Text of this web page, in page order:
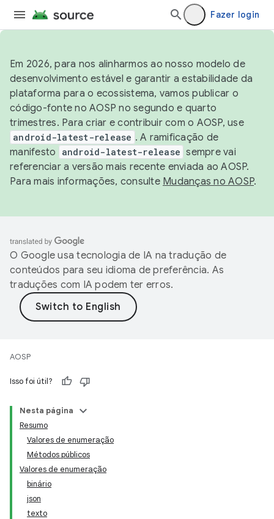
Fazer login
Em 2026, para nos alinharmos ao nosso modelo de
desenvolvimento estável e garantir a estabilidade da
plataforma para o ecossistema, vamos publicar o
código-fonte no AOSP no segundo e quarto
trimestres. Para criar e contribuir com o AOSP, use
android-latest-release . A ramificação de
manifesto
android-latest-release sempre vai
referenciar a versão mais recente enviada ao AOSP.
Para mais informações, consulte Mudanças no AOSP.
O Google usa tecnologia de IA na tradução de
conteúdos para seu idioma de preferência. As
traduções com IA podem ter erros.
AOSP
Isso foi útil?
Nesta página
Resumo
Valores de enumeração
Métodos públicos
Valores de enumeração
binário
json
texto